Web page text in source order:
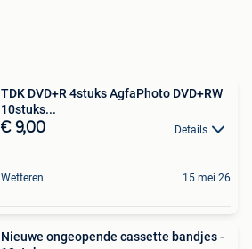
TDK DVD+R 4stuks AgfaPhoto DVD+RW
10stuks...
€ 9,00 Details
Wetteren 15 mei 26
Nieuwe ongeopende cassette bandjes -